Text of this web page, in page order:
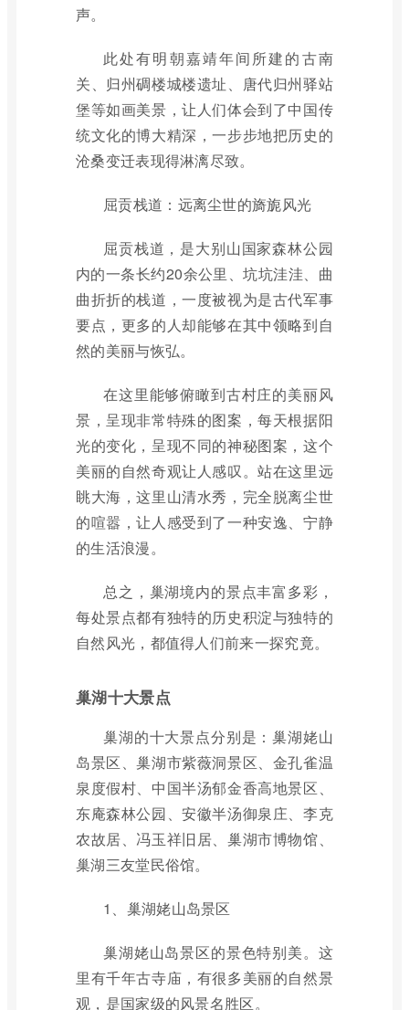
声。
此处有明朝嘉靖年间所建的古南
关、归州碉楼城楼遗址、唐代归州驿站
堡等如画美景，让人们体会到了中国传
统文化的博大精深，一步步地把历史的
沧桑变迁表现得淋漓尽致。
屈贡栈道：远离尘世的旖旎风光
屈贡栈道，是大别山国家森林公园
内的一条长约20余公里、坑坑洼洼、曲
曲折折的栈道，一度被视为是古代军事
要点，更多的人却能够在其中领略到自
然的美丽与恢弘。
在这里能够俯瞰到古村庄的美丽风
景，呈现非常特殊的图案，每天根据阳
光的变化，呈现不同的神秘图案，这个
美丽的自然奇观让人感叹。站在这里远
眺大海，这里山清水秀，完全脱离尘世
的喧嚣，让人感受到了一种安逸、宁静
的生活浪漫。
总之，巢湖境内的景点丰富多彩，
每处景点都有独特的历史积淀与独特的
自然风光，都值得人们前来一探究竟。
巢湖十大景点
巢湖的十大景点分别是：巢湖姥山
岛景区、巢湖市紫薇洞景区、金孔雀温
泉度假村、中国半汤郁金香高地景区、
东庵森林公园、安徽半汤御泉庄、李克
农故居、冯玉祥旧居、巢湖市博物馆、
巢湖三友堂民俗馆。
1、巢湖姥山岛景区
巢湖姥山岛景区的景色特别美。这
里有千年古寺庙，有很多美丽的自然景
观，是国家级的风景名胜区。